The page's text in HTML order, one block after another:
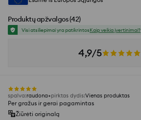
Produktų apžvalgos(42)
Visi atsiliepimai yra patikrintosKaip veikia įvertinimai?
4,9/5
spalva:raudona pirktas dydis:Vienas produktas
Per gražus ir gerai pagamintas
Žiūrėti originalą